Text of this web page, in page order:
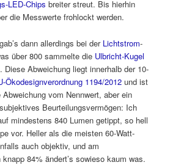
LED-Chips breiter streut. Bis hierhin
die Messwerte frohlockt werden.
dann allerdings bei der Lichtstrom-
über 800 sammelte die Ulbricht-Kugel
Diese Abweichung liegt innerhalb der 10-
Ökodesignverordnung 1194/2012 und ist
vom Nennwert, aber ein
Beurteilungsvermögen: Ich
mindestens 840 Lumen getippt, so hell
vor. Heller als die meisten 60-Watt-
auch objektiv, und am
knapp 84% ändert’s sowieso kaum was.